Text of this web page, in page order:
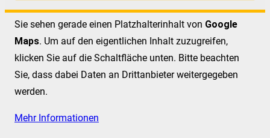
Sie sehen gerade einen Platzhalterinhalt von Google
Maps. Um auf den eigentlichen Inhalt zuzugreifen,
klicken Sie auf die Schaltfläche unten. Bitte beachten
Sie, dass dabei Daten an Drittanbieter weitergegeben
werden.
Mehr Informationen